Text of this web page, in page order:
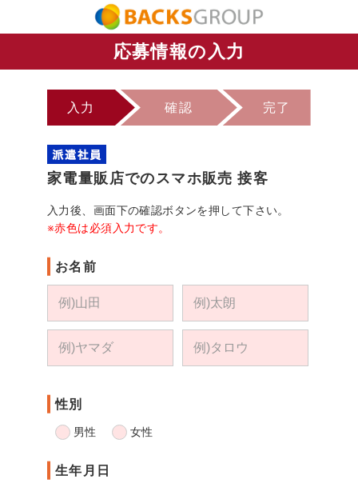
応募情報の入力
入力 確認 完了
家電量販店でのスマホ販売 接客
入力後、画面下の確認ボタンを押して下さい。
※赤色は必須入力です。
お名前
性別
男性 女性
生年月日